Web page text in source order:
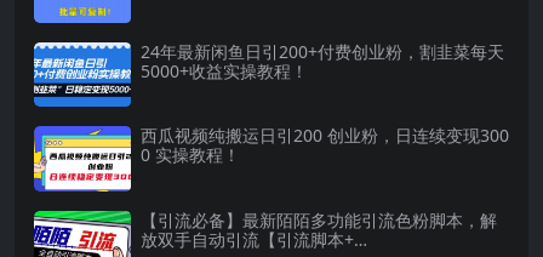
24年最新闲鱼日引200+付费创业粉，割韭菜每天
5000+收益实操教程！
西瓜视频纯搬运日引200 创业粉，日连续变现300
0 实操教程！
【引流必备】最新陌陌多功能引流色粉脚本，解
放双手自动引流【引流脚本+…